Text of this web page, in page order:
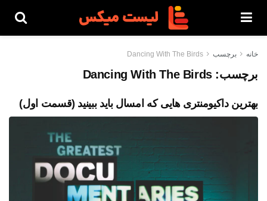
خانه برچسب Dancing With The Birds
برچسب:Dancing With The Birds
بهترین داکیومنتری هایی که امسال باید ببینید (قسمت اول)